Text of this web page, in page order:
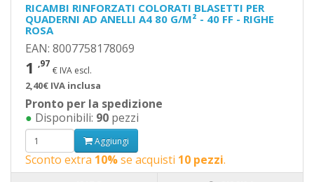
RICAMBI RINFORZATI COLORATI BLASETTI PER
QUADERNI AD ANELLI A4 80 G/M² - 40 FF - RIGHE
ROSA
EAN: 8007758178069
1 ,97
€ IVA escl.
2,40€ IVA inclusa
Pronto per la spedizione
● Disponibili: 90 pezzi
Aggiungi
Sconto extra 10%se acquisti 10 pezzi.